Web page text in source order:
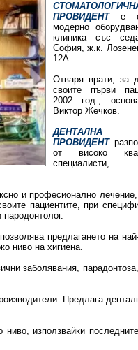
ПРОВИДЕНТ
е
модерно
клиника със
София, ж.к.
12А.
Отваря врати, за
своите първи
2002 год.,
Виктор Жечков.
ДЕНТАЛНА
ПРОВИДЕНТ
от високо
и професионално
пациентите, при
предлагането на
ниво на хигиена.
заболявания,
Предлага
използвайки